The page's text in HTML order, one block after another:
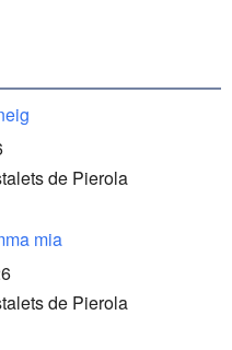
de Pierola
mia
de Pierola